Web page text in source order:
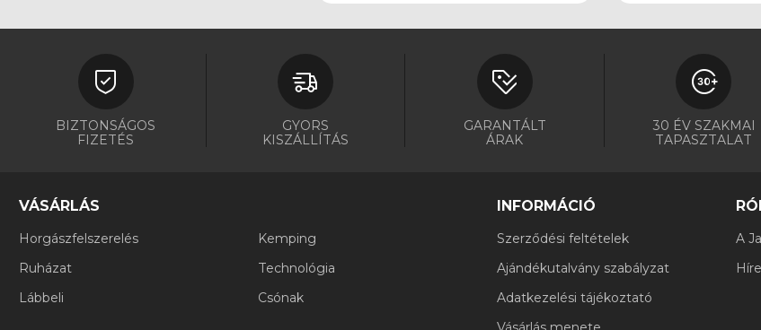
BIZTONSÁGOS
FIZETÉS
GYORS
KISZÁLLÍTÁS
GARANTÁLT
ÁRAK
30 ÉV SZAKMAI
TAPASZTALAT
VÁSÁRLÁS
Horgászfelszerelés
Ruházat
Lábbeli
Kemping
Technológia
Csónak
INFORMÁCIÓ
Szerződési feltételek
Ajándékutalvány szabályzat
Adatkezelési tájékoztató
A